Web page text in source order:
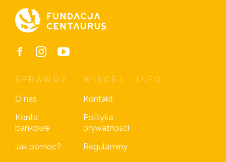
SPRAWDŹ
O nas
Konta
bankowe
Jak pomóc?
WIĘCEJ
Kontakt
Polityka
prywatności
Regulaminy
INFO